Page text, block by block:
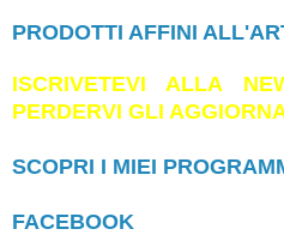
PRODOTTI AFFINI
ISCRIVETEVI ALLA
PERDERVI GLI
SCOPRI I MIEI
FACEBOOK